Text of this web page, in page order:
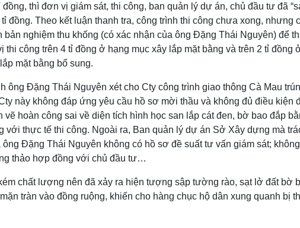
đồng, thì đơn vị giám sát, thi công, ban quản lý dự án, chủ đầu tư đã
tỉ đồng. Theo kết luận thanh tra, công trình thi công chưa xong, nhưng
bản nghiệm thu khống (có xác nhận của ông Đặng Thái Nguyên) để
thi công trên 4 tỉ đồng ở hạng mục xây lắp mặt bằng và trên 2 tỉ đồng
mặt bằng bổ sung.
ông Đặng Thái Nguyên xét cho Cty công trình giao thông Cà Mau
này không đáp ứng yêu cầu hồ sơ mời thầu và không đủ điều kiện
vẽ hoàn công sai về diện tích hình học san lắp cát đen, bờ bao đắp
với thực tế thi công. Ngoài ra, Ban quản lý dự án Sở Xây dựng mà
ông Đặng Thái Nguyên không có hồ sơ đề suất tư vấn giám sát;
thảo hợp đồng với chủ đầu tư…
chất lượng nên đã xảy ra hiện tượng sập tường rào, sạt lở đất bờ
tràn vào đồng ruộng, khiến cho hàng chục hộ dân xung quanh bị